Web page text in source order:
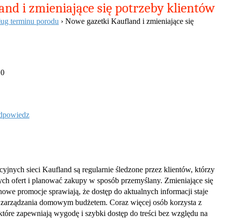
i zmieniające się potrzeby klientów
terminu porodu › Nowe gazetki Kaufland i zmieniające się
sieci Kaufland są regularnie śledzone przez klientów, którzy
ofert i planować zakupy w sposób przemyślany. Zmieniające się
promocje sprawiają, że dostęp do aktualnych informacji staje
domowym budżetem. Coraz więcej osób korzysta z
zapewniają wygodę i szybki dostęp do treści bez względu na